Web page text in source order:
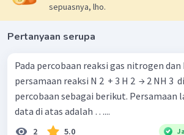
sepuasnya, lho.
Pertanyaan serupa
Pada percobaan reaksi gas nitrogen
persamaan reaksi N 2 ​ + 3 H 2 ​ → 2 NH 3
percobaan sebagai berikut. Persamaan laju reaksi dari
data di atas adalah …...
2 5.0